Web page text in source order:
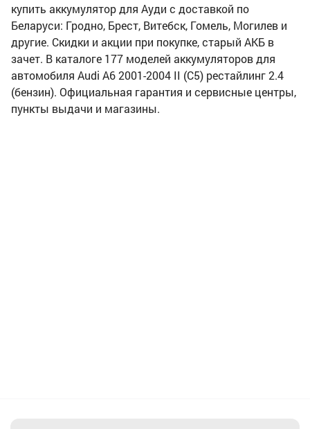
купить аккумулятор для Ауди с доставкой по
Беларуси: Гродно, Брест, Витебск, Гомель, Могилев и
другие. Скидки и акции при покупке, старый АКБ в
зачет. В каталоге 177 моделей аккумуляторов для
автомобиля Audi A6 2001-2004 II (C5) рестайлинг 2.4
(бензин). Официальная гарантия и сервисные центры,
пункты выдачи и магазины.